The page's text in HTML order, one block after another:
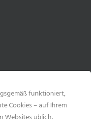
funktioniert,
Cookies – auf Ihrem
Websites üblich.